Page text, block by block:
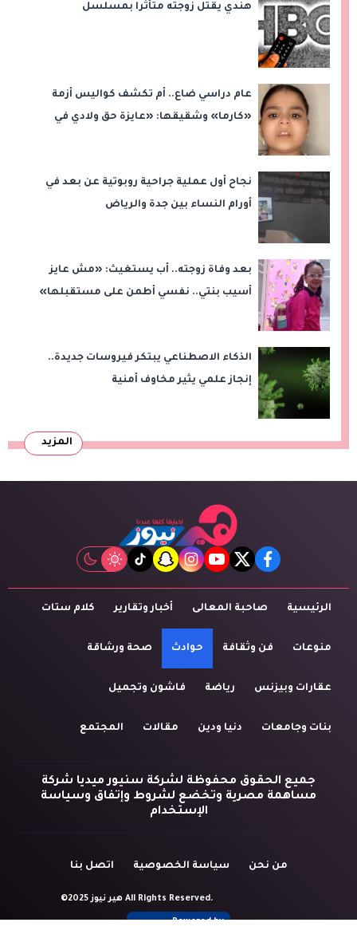
هندي يقتل زوجته متأثرا بمسلسل
عام دراسي ضاع.. أم تكشف كواليس أزمة
«كارما» وشقيقها: «عايزة حق ولادي في
نجاح أول عملية جراحية روبوتية عن بعد في
أورام النساء بين جدة والرياض
بعد وفاة زوجته.. أب يستغيث: «مش عايز
أسيب بنتي.. نفسي أطمن على مستقبلها»
الذكاء الاصطناعي يبتكر فيروسات جديدة..
إنجاز علمي يثير مخاوف أمنية
المزيد
facebook
twitter
youtube
instagram
snapchat
tiktok
الرئيسية صاحبة المعالى أخبار وتقارير كلام ستات
منوعات فن وثقافة حوادث صحة ورشاقة
عقارات وبيزنس رياضة فاشون وتجميل
بنات وجامعات دنيا ودين مقالات المجتمع
جميع الحقوق محفوظة لشركة سنيور ميديا شركة
مساهمة مصرية وتخضع لشروط وإتفاق وسياسة
الإستخدام
من نحن سياسة الخصوصية اتصل بنا
©2025 هير نيوز All Rights Reserved.
Powered by